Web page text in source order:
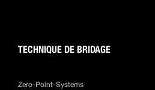
TECHNIQUE DE BRIDAGE
Zero-Point-Systems